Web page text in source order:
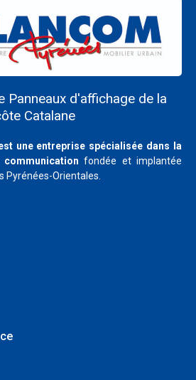
Panneaux d'affichage de la
Catalane
est une entreprise spécialisée dans la
fondée et implantée
Pyrénées-Orientales.